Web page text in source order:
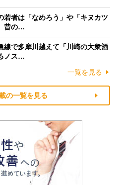
若者は「なめろう」や「キヌカツ
昔の…
線で多摩川越えて「川崎の大衆酒
ノス…
一覧を見る
の一覧を見る